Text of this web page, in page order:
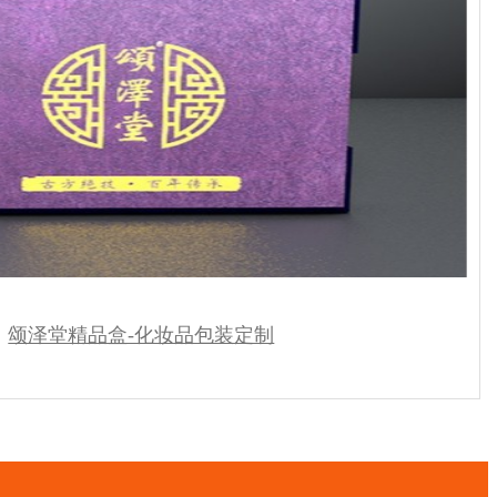
颂泽堂精品盒-化妆品包装定制